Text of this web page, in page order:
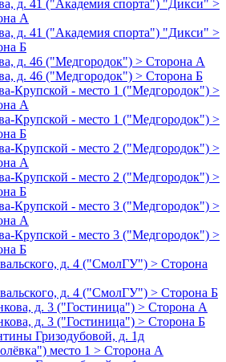
д. 41 ("Академия спорта") "Дикси" >
А
д. 41 ("Академия спорта") "Дикси" >
Б
д. 46 ("Медгородок") > Сторона А
д. 46 ("Медгородок") > Сторона Б
Крупской - место 1 ("Медгородок") >
А
Крупской - место 1 ("Медгородок") >
Б
Крупской - место 2 ("Медгородок") >
А
Крупской - место 2 ("Медгородок") >
Б
Крупской - место 3 ("Медгородок") >
А
Крупской - место 3 ("Медгородок") >
Б
д. 4 ("СмолГУ") > Сторона
д. 4 ("СмолГУ") > Сторона Б
д. 3 ("Гостиница") > Сторона А
д. 3 ("Гостиница") > Сторона Б
Гризодубовой, д. 1д
место 1 > Сторона А